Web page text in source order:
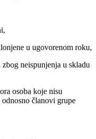
u ugovorenom roku,
neispunjenja u skladu
osoba koje nisu
članovi grupe